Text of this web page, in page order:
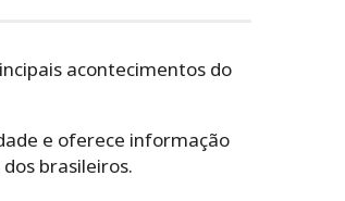
acontecimentos do
e oferece informação
brasileiros.